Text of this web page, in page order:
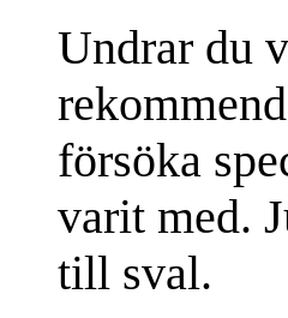
Undrar du
försöka
varit med.
till sval.